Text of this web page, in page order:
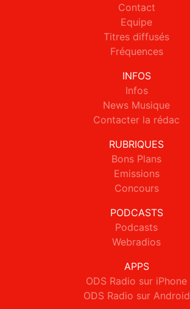
Contact
Equipe
Titres diffusés
Fréquences
INFOS
Infos
News Musique
Contacter la rédac
RUBRIQUES
Bons Plans
Emissions
Concours
PODCASTS
Podcasts
Webradios
APPS
ODS Radio sur iPhone
ODS Radio sur Android